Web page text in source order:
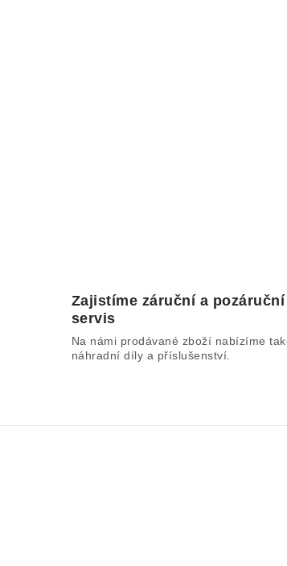
Zajistíme záruční a pozáruční
servis
Na námi prodávané zboží nabízíme
náhradní díly a příslušenství.